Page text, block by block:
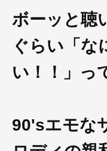
ボーッと聴
ぐらい「な
い！！」っ
90'sエモな